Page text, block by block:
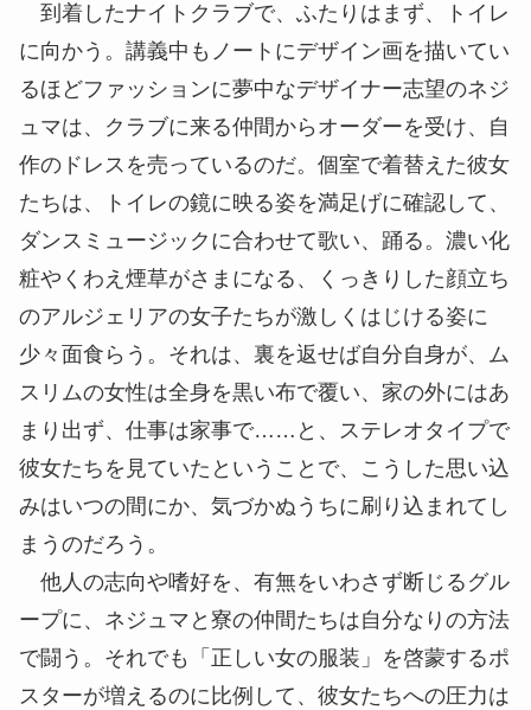
到着したナイトクラブで、ふたりはまず、トイレ
に向かう。講義中もノートにデザイン画を描いてい
るほどファッションに夢中なデザイナー志望のネジ
ュマは、クラブに来る仲間からオーダーを受け、自
作のドレスを売っているのだ。個室で着替えた彼女
たちは、トイレの鏡に映る姿を満足げに確認して、
ダンスミュージックに合わせて歌い、踊る。濃い化
粧やくわえ煙草がさまになる、くっきりした顔立ち
のアルジェリアの女子たちが激しくはじける姿に
少々面食らう。それは、裏を返せば自分自身が、ム
スリムの女性は全身を黒い布で覆い、家の外にはあ
まり出ず、仕事は家事で……と、ステレオタイプで
彼女たちを見ていたということで、こうした思い込
みはいつの間にか、気づかぬうちに刷り込まれてし
まうのだろう。
他人の志向や嗜好を、有無をいわさず断じるグル
ープに、ネジュマと寮の仲間たちは自分なりの方法
で闘う。それでも「正しい女の服装」を啓蒙するポ
スターが増えるのに比例して、彼女たちへの圧力は